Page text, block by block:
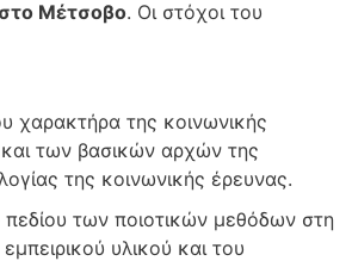
Μέτσοβο. Οι στόχοι του
χαρακτήρα της κοινωνικής
των βασικών αρχών της
της κοινωνικής έρευνας.
των ποιοτικών μεθόδων στη
υλικού και του